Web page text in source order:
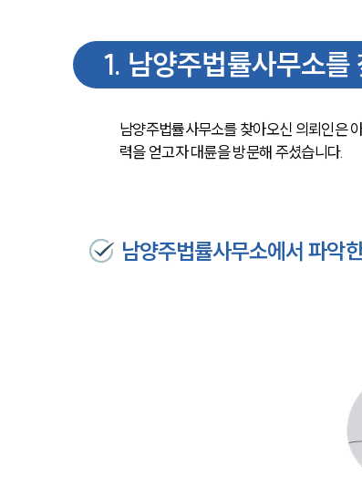
1. 남양주법률사무소를
남양주법률사무소를 찾아오신 의뢰인은
력을 얻고자 대륜을 방문해 주셨습니다.
남양주법률사무소에서 파악